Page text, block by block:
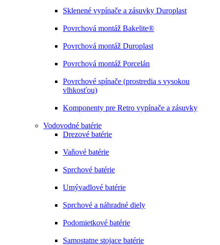
Sklenené vypínače a zásuvky Duroplast
Povrchová montáž Bakelite®
Povrchová montáž Duroplast
Povrchová montáž Porcelán
Povrchové spínače (prostredia s vysokou
vlhkosťou)
Komponenty pre Retro vypínače a zásuvky
Vodovodné batérie
Drezové batérie
Vaňové batérie
Sprchové batérie
Umývadlové batérie
Sprchové a náhradné diely
Podomietkové batérie
Samostatne stojace batérie